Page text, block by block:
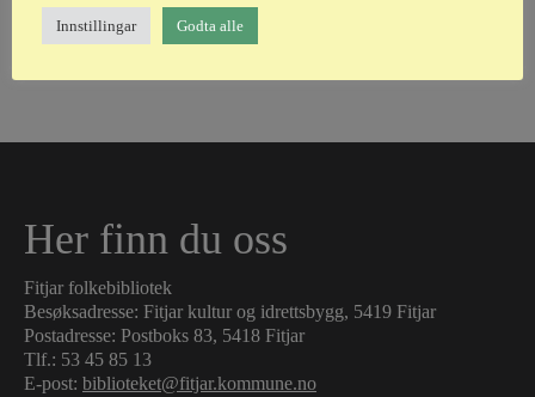
Her finn du oss
Fitjar folkebibliotek
Besøksadresse: Fitjar kultur og idrettsbygg, 5419 Fitjar
Postadresse: Postboks 83, 5418 Fitjar
Tlf.: 53 45 85 13
E-post: biblioteket@fitjar.kommune.no
Innstillingar Godta alle